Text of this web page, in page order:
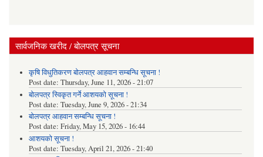
सार्वजनिक खरीद / बोलपत्र सूचना
कृषि विधुतिकरण बोलपत्र आहवान सम्बन्धि सूचना !
Post date: Thursday, June 11, 2026 - 21:07
बोलपत्र स्विकृत गर्ने आशयको सूचना !
Post date: Tuesday, June 9, 2026 - 21:34
बोलपत्र आहवान सम्बन्धि सूचना !
Post date: Friday, May 15, 2026 - 16:44
आशयको सूचना !
Post date: Tuesday, April 21, 2026 - 21:40